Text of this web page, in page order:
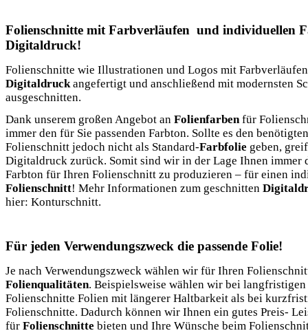
Folienschnitte mit Farbverläufen und individuellen
Digitaldruck!
Folienschnitte wie Illustrationen und Logos mit
Digitaldruckangefertigt und anschließend mit modernsten
ausgeschnitten.
Dank unserem großen Angebot an Folienfarbenfür
immer den für Sie passenden Farbton. Sollte es den
Folienschnitt jedoch nicht als Standard-Farbfolie geben,
Digitaldruck zurück. Somit sind wir in der Lage Ihnen immer
Farbton für Ihren Folienschnitt zu produzieren – für einen
Folienschnitt! Mehr Informationen zum geschnitten
hier: Konturschnitt.
Für jeden Verwendungszweck die passende Folie!
Je nach Verwendungszweck wählen wir für Ihren
Folienqualitäten. Beispielsweise wählen wir bei langfristigen
Folienschnitte Folien mit längerer Haltbarkeit als bei
Folienschnitte. Dadurch können wir Ihnen ein gutes Preis-
für Folienschnitte bieten und Ihre Wünsche beim